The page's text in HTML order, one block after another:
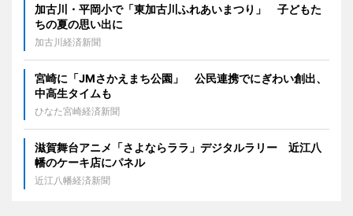
加古川・平岡小で「東加古川ふれあいまつり」 子どもた
ちの夏の思い出に
加古川経済新聞
宮崎に「JMさかえまち公園」 公民連携でにぎわい創出、
中高生タイムも
ひなた宮崎経済新聞
滋賀舞台アニメ「さよならララ」デジタルラリー 近江八
幡のケーキ店にパネル
近江八幡経済新聞